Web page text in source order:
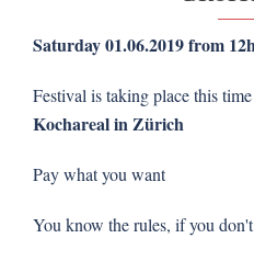
Saturday 01.06.2019 from
Festival is taking place this
Kochareal in Zürich
Pay what you want
You know the rules, if you